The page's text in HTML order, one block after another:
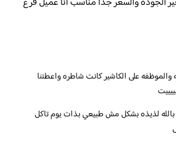
والموظفه على الكاشير كانت شاطره واعطتنا
بالله لذيذه بشكل مش طبيعي بذات يوم تاكل